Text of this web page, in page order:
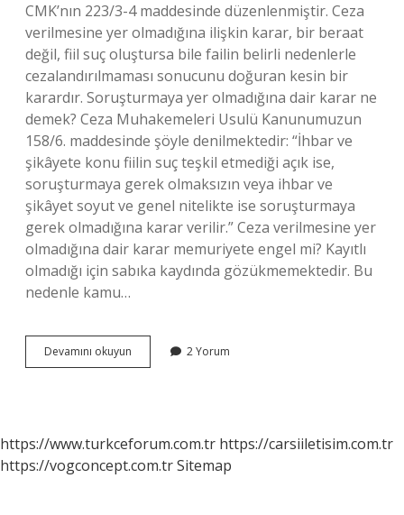
CMK’nın 223/3-4 maddesinde düzenlenmiştir. Ceza
verilmesine yer olmadığına ilişkin karar, bir beraat
değil, fiil suç oluştursa bile failin belirli nedenlerle
cezalandırılmaması sonucunu doğuran kesin bir
karardır. Soruşturmaya yer olmadığına dair karar ne
demek? Ceza Muhakemeleri Usulü Kanunumuzun
158/6. maddesinde şöyle denilmektedir: “İhbar ve
şikâyete konu fiilin suç teşkil etmediği açık ise,
soruşturmaya gerek olmaksızın veya ihbar ve
şikâyet soyut ve genel nitelikte ise soruşturmaya
gerek olmadığına karar verilir.” Ceza verilmesine yer
olmadığına dair karar memuriyete engel mi? Kayıtlı
olmadığı için sabıka kaydında gözükmemektedir. Bu
nedenle kamu…
Devamını okuyun
Verilmesine
Ne
Demek
2 Yorum
https://www.turkceforum.com.tr https://carsiiletisim.com.tr
https://vogconcept.com.trSitemap